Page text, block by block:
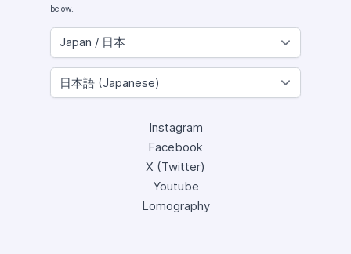
below.
Instagram
Facebook
X (Twitter)
Youtube
Lomography